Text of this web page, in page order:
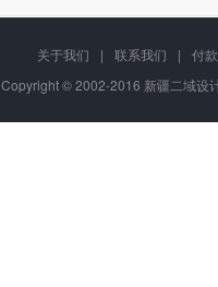
关于我们 | 联系我们 |
付
Copyright © 2002-2016 新疆二域